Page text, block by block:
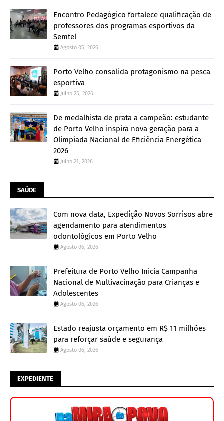
Encontro Pedagógico fortalece qualificação de
professores dos programas esportivos da
Semtel
Agosto 05, 2026
Porto Velho consolida protagonismo na pesca
esportiva
Julho 25, 2026
De medalhista de prata a campeão: estudante
de Porto Velho inspira nova geração para a
Olimpíada Nacional de Eficiência Energética
2026
Julho 21, 2026
SAÚDE
Com nova data, Expedição Novos Sorrisos abre
agendamento para atendimentos
odontológicos em Porto Velho
Agosto 06, 2026
Prefeitura de Porto Velho Inicia Campanha
Nacional de Multivacinação para Crianças e
Adolescentes
Agosto 06, 2026
Estado reajusta orçamento em R$ 11 milhões
para reforçar saúde e segurança
Agosto 06, 2026
EXPEDIENTE